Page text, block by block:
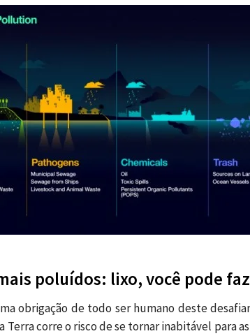
poluídos: lixo, você pode
obrigação de todo ser humano deste
corre o risco de se tornar inabitável para